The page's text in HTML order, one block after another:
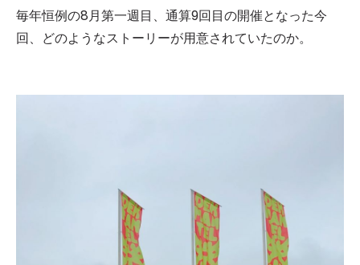
毎年恒例の8月第一週目、通算9回目の開催となった今
回、どのようなストーリーが用意されていたのか。